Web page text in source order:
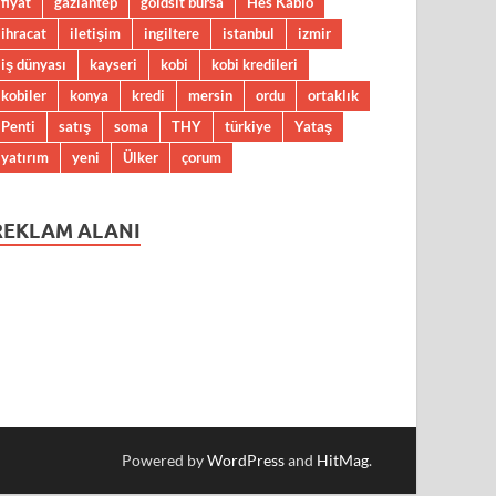
ihracat
iletişim ingiltere istanbul
izmir
iş dünyası
kayseri kobi
kobi kredileri
kobiler
konya kredi mersin ordu
ortaklık
Penti
satış soma THY türkiye
Yataş
yatırım
yeni Ülker çorum
ALANI
Powered byWordPressand HitMag.